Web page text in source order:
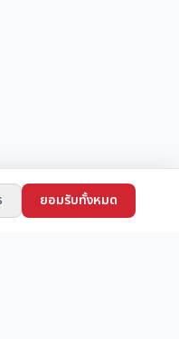
ยอมรับทั้งหมด